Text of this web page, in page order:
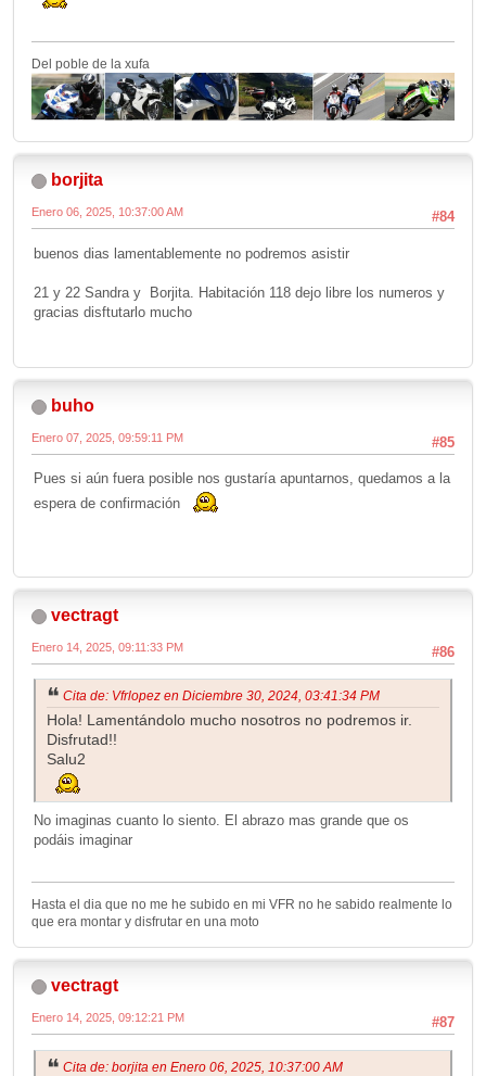
Del poble de la xufa
borjita
#84
Enero 06, 2025, 10:37:00 AM
buenos dias lamentablemente no podremos asistir
21 y 22 Sandra y Borjita. Habitación 118 dejo libre los numeros y
gracias disftutarlo mucho
buho
#85
Enero 07, 2025, 09:59:11 PM
Pues si aún fuera posible nos gustaría apuntarnos, quedamos a la
espera de confirmación
vectragt
#86
Enero 14, 2025, 09:11:33 PM
Cita de: Vfrlopez en Diciembre 30, 2024, 03:41:34 PM
Hola! Lamentándolo mucho nosotros no podremos ir.
Disfrutad!!
Salu2
No imaginas cuanto lo siento. El abrazo mas grande que os
podáis imaginar
Hasta el dia que no me he subido en mi VFR no he sabido realmente lo
que era montar y disfrutar en una moto
vectragt
#87
Enero 14, 2025, 09:12:21 PM
Cita de: borjita en Enero 06, 2025, 10:37:00 AM